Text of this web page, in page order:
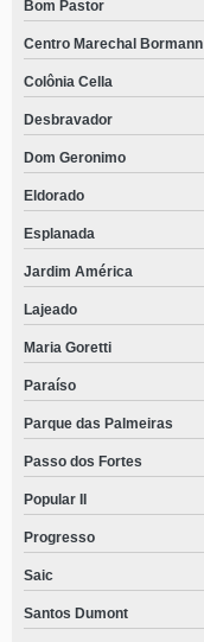
Bom Pastor
Centro Marechal Bormann
Colônia Cella
Desbravador
Dom Geronimo
Eldorado
Esplanada
Jardim América
Lajeado
Maria Goretti
Paraíso
Parque das Palmeiras
Passo dos Fortes
Popular II
Progresso
Saic
Santos Dumont